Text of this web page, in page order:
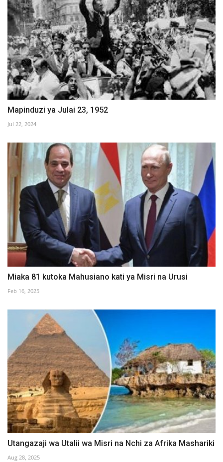
Mapinduzi ya Julai 23, 1952
Jul 22, 2024
Miaka 81 kutoka Mahusiano kati ya Misri na Urusi
Feb 16, 2025
Utangazaji wa Utalii wa Misri na Nchi za Afrika Mashariki
Aug 28, 2025